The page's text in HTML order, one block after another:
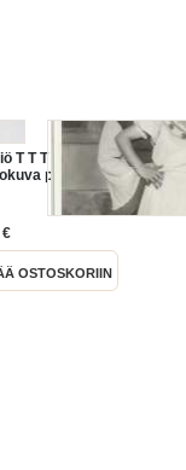
T T T 22.9.1934 / Eero
postikortti koko
€
OSTOSKORIIN